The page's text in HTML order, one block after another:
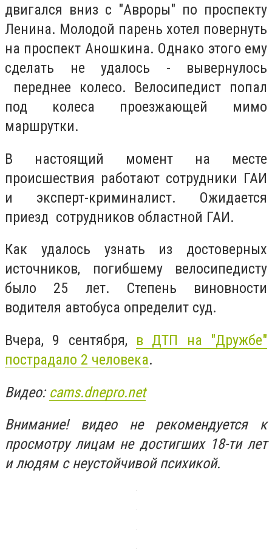
двигался вниз с "Авроры" по проспекту
Ленина. Молодой парень хотел повернуть
на проспект Аношкина. Однако этого ему
сделать не удалось - вывернулось
переднее колесо. Велосипедист попал
под колеса проезжающей мимо
маршрутки.
В настоящий момент на месте
происшествия работают сотрудники ГАИ
и эксперт-криминалист. Ожидается
приезд сотрудников областной ГАИ.
Как удалось узнать из достоверных
источников, погибшему велосипедисту
было 25 лет. Степень виновности
водителя автобуса определит суд.
Вчера, 9 сентября, в ДТП на "Дружбе"
пострадало 2 человека.
Видео: cams.dnepro.net
Внимание! видео не рекомендуется к
просмотру лицам не достигших 18-ти лет
и людям с неустойчивой психикой.